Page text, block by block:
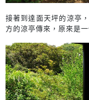
接著到達面天坪的涼亭
方的涼亭傳來，原來是